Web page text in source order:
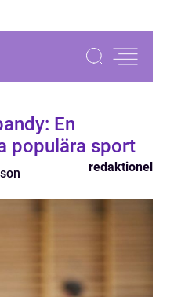
En
populära sport
redaktionel